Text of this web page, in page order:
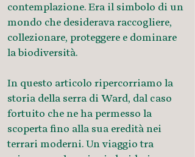
contemplazione. Era il simbolo di un
mondo che desiderava raccogliere,
collezionare, proteggere e dominare
la biodiversità.
In questo articolo ripercorriamo la
storia della serra di Ward, dal caso
fortuito che ne ha permesso la
scoperta fino alla sua eredità nei
terrari moderni. Un viaggio tra